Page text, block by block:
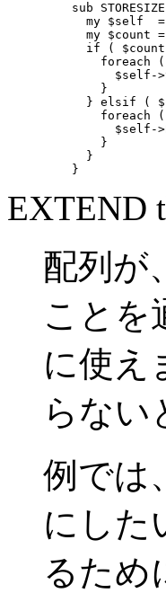
sub STORESIZE
my $self
my $count
if (
foreach
$self-
        }
} elsif (
foreach
$self-
        }
      }
    }
EXTEND
配列が、
ことを
に使え
らない
例では
にした
るため